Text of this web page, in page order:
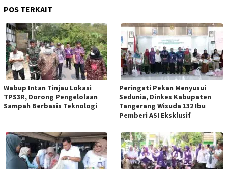
POS TERKAIT
Wabup Intan Tinjau Lokasi
TPS3R, Dorong Pengelolaan
Sampah Berbasis Teknologi
Peringati Pekan Menyusui
Sedunia, Dinkes Kabupaten
Tangerang Wisuda 132 Ibu
Pemberi ASI Eksklusif